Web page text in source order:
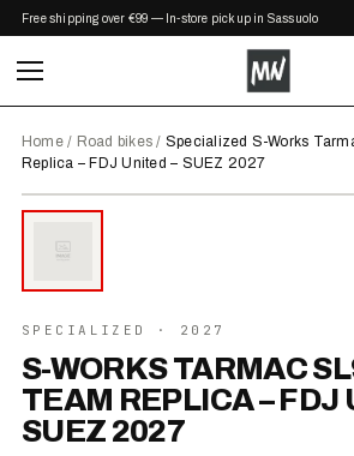
Free shipping over €99 — In-store pickup in Sassuolo
Home/ Road bikes / Specialized S-Works
Replica – FDJ United – SUEZ 2027
SPECIALIZED · 2027
S-WORKS TARMAC
TEAM REPLICA – FDJ
SUEZ 2027